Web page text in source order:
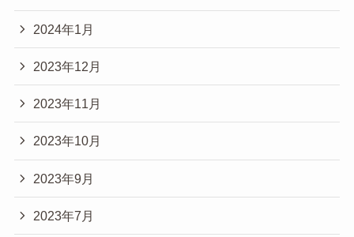
2024年1月
2023年12月
2023年11月
2023年10月
2023年9月
2023年7月